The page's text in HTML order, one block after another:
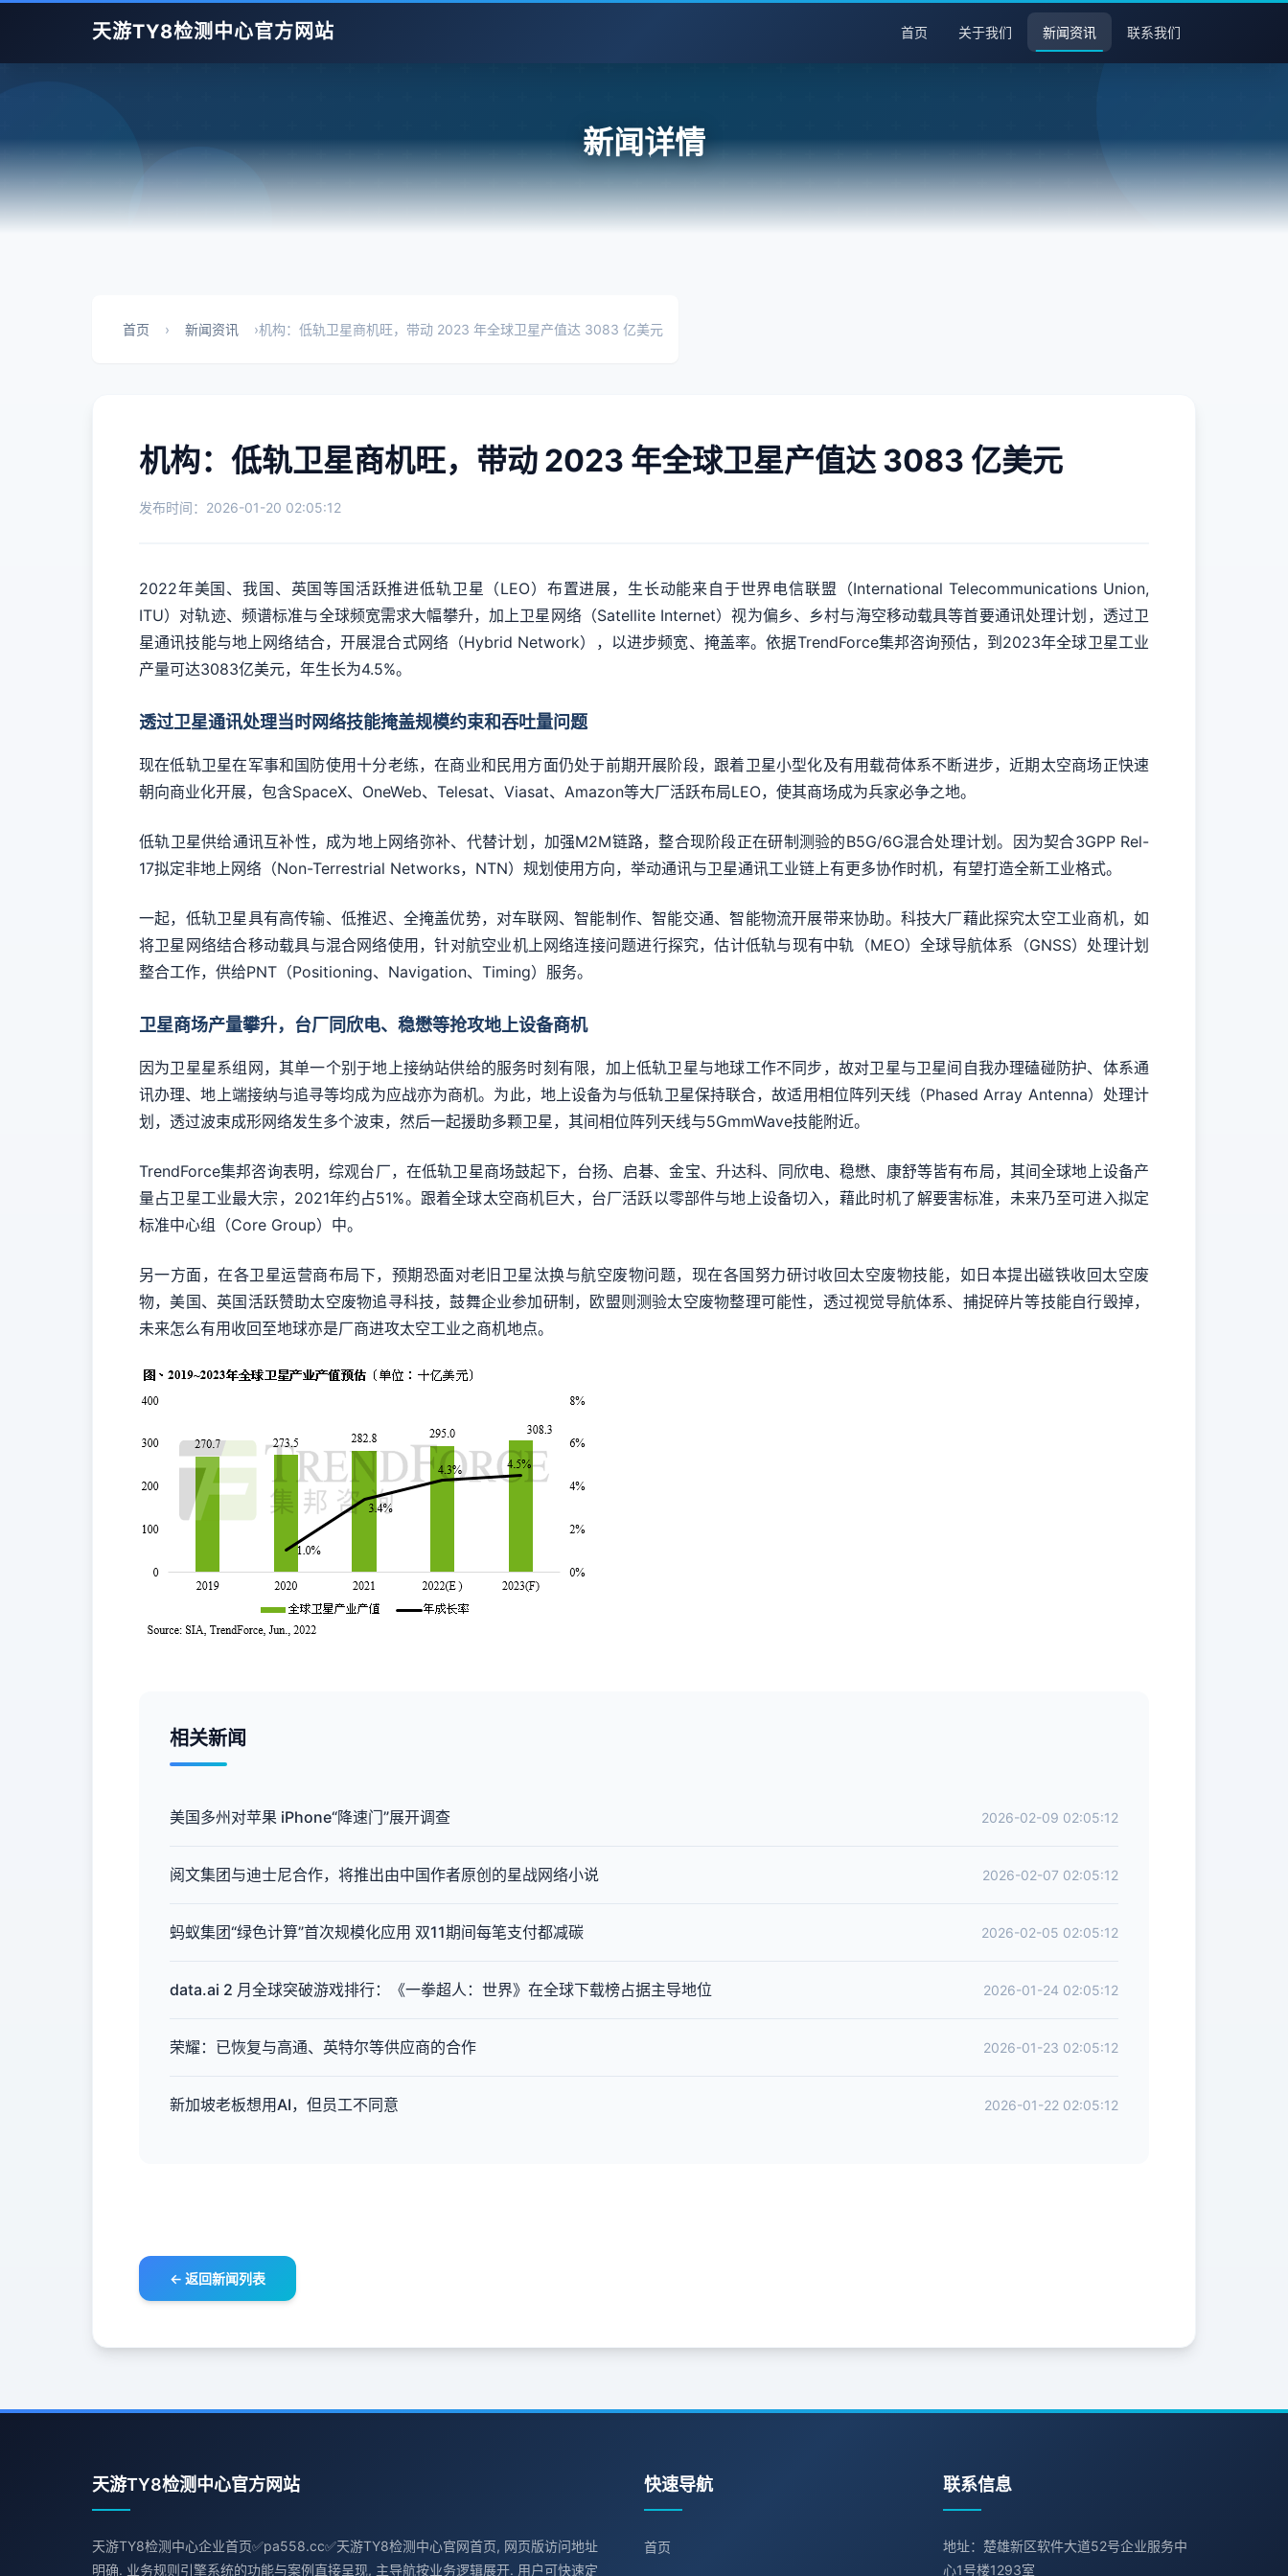
天游TY8检测中心官方网站 首页 关于我们 新闻资讯 联系我们
新闻详情
首页 › 新闻资讯 ›机构：低轨卫星商机旺，带动 2023 年全球卫星产值达 3083 亿美元
机构：低轨卫星商机旺，带动 2023 年全球卫星产值达 3083 亿美元
发布时间：2026-01-20 02:05:12
2022年美国、我国、英国等国活跃推进低轨卫星（LEO）布置进展，生长动能来自于世界电信联盟（International Telecommunications Union,
ITU）对轨迹、频谱标准与全球频宽需求大幅攀升，加上卫星网络（Satellite Internet）视为偏乡、乡村与海空移动载具等首要通讯处理计划，透过卫
星通讯技能与地上网络结合，开展混合式网络（Hybrid Network），以进步频宽、掩盖率。依据TrendForce集邦咨询预估，到2023年全球卫星工业
产量可达3083亿美元，年生长为4.5%。
透过卫星通讯处理当时网络技能掩盖规模约束和吞吐量问题
现在低轨卫星在军事和国防使用十分老练，在商业和民用方面仍处于前期开展阶段，跟着卫星小型化及有用载荷体系不断进步，近期太空商场正快速
朝向商业化开展，包含SpaceX、OneWeb、Telesat、Viasat、Amazon等大厂活跃布局LEO，使其商场成为兵家必争之地。
低轨卫星供给通讯互补性，成为地上网络弥补、代替计划，加强M2M链路，整合现阶段正在研制测验的B5G/6G混合处理计划。因为契合3GPP Rel-
17拟定非地上网络（Non-Terrestrial Networks，NTN）规划使用方向，举动通讯与卫星通讯工业链上有更多协作时机，有望打造全新工业格式。
一起，低轨卫星具有高传输、低推迟、全掩盖优势，对车联网、智能制作、智能交通、智能物流开展带来协助。科技大厂藉此探究太空工业商机，如
将卫星网络结合移动载具与混合网络使用，针对航空业机上网络连接问题进行探究，估计低轨与现有中轨（MEO）全球导航体系（GNSS）处理计划
整合工作，供给PNT（Positioning、Navigation、Timing）服务。
卫星商场产量攀升，台厂同欣电、稳懋等抢攻地上设备商机
因为卫星星系组网，其单一个别于地上接纳站供给的服务时刻有限，加上低轨卫星与地球工作不同步，故对卫星与卫星间自我办理磕碰防护、体系通
讯办理、地上端接纳与追寻等均成为应战亦为商机。为此，地上设备为与低轨卫星保持联合，故适用相位阵列天线（Phased Array Antenna）处理计
划，透过波束成形网络发生多个波束，然后一起援助多颗卫星，其间相位阵列天线与5GmmWave技能附近。
TrendForce集邦咨询表明，综观台厂，在低轨卫星商场鼓起下，台扬、启碁、金宝、升达科、同欣电、稳懋、康舒等皆有布局，其间全球地上设备产
量占卫星工业最大宗，2021年约占51%。跟着全球太空商机巨大，台厂活跃以零部件与地上设备切入，藉此时机了解要害标准，未来乃至可进入拟定
标准中心组（Core Group）中。
另一方面，在各卫星运营商布局下，预期恐面对老旧卫星汰换与航空废物问题，现在各国努力研讨收回太空废物技能，如日本提出磁铁收回太空废
物，美国、英国活跃赞助太空废物追寻科技，鼓舞企业参加研制，欧盟则测验太空废物整理可能性，透过视觉导航体系、捕捉碎片等技能自行毁掉，
未来怎么有用收回至地球亦是厂商进攻太空工业之商机地点。
相关新闻
美国多州对苹果 iPhone“降速门”展开调查 2026-02-09 02:05:12
阅文集团与迪士尼合作，将推出由中国作者原创的星战网络小说 2026-02-07 02:05:12
蚂蚁集团“绿色计算”首次规模化应用 双11期间每笔支付都减碳 2026-02-05 02:05:12
data.ai 2 月全球突破游戏排行：《一拳超人：世界》在全球下载榜占据主导地位 2026-01-24 02:05:12
荣耀：已恢复与高通、英特尔等供应商的合作 2026-01-23 02:05:12
新加坡老板想用AI，但员工不同意 2026-01-22 02:05:12
← 返回新闻列表
天游TY8检测中心官方网站
天游TY8检测中心企业首页✅pa558.cc✅天游TY8检测中心官网首页, 网页版访问地址
明确. 业务规则引擎系统的功能与案例直接呈现, 主导航按业务逻辑展开. 用户可快速定
快速导航
首页
联系信息
地址：楚雄新区软件大道52号企业服务中
心1号楼1293室